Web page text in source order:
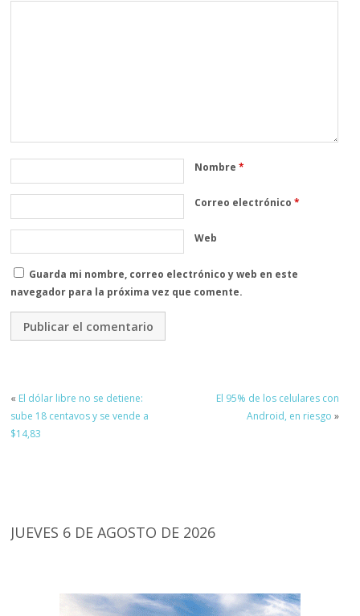
Nombre*
Correo electrónico*
Web
Guarda mi nombre, correo electrónico y web en este
navegador para la próxima vez que comente.
« El dólar libre no se detiene:
sube 18 centavos y se vende a
$14,83
El 95% de los celulares con
Android, en riesgo »
JUEVES 6 DE AGOSTO DE 2026